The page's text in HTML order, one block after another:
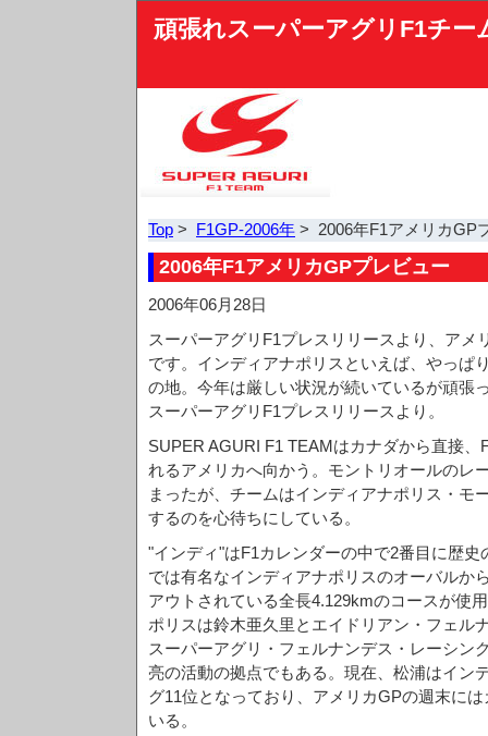
頑張れスーパーアグリF1チー
Top > F1GP-2006年 > 2006年F1アメリカGP
2006年F1アメリカGPプレビュー
2006年06月28日
スーパーアグリF1プレスリリースより、アメ
です。インディアナポリスといえば、やっぱ
の地。今年は厳しい状況が続いているが頑張
スーパーアグリF1プレスリリースより。
SUPER AGURI F1 TEAMはカナダから直接
れるアメリカへ向かう。モントリオールのレ
まったが、チームはインディアナポリス・モ
するのを心待ちにしている。
"インディ"はF1カレンダーの中で2番目に歴
では有名なインディアナポリスのオーバルか
アウトされている全長4.129kmのコースが使
ポリスは鈴木亜久里とエイドリアン・フェル
スーパーアグリ・フェルナンデス・レーシン
亮の活動の拠点でもある。現在、松浦はイン
グ11位となっており、アメリカGPの週末に
いる。